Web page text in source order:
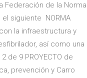
Federación de la Norma
siguiente NORMA
la infraestructura y
así como una
de 9 PROYECTO de
prevención y Carro